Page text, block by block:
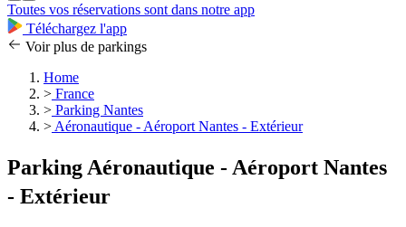
Toutes vos réservations sont dans notre app
Téléchargez l'app
Voir plus de parkings
Home
> France
> Parking Nantes
> Aéronautique - Aéroport Nantes - Extérieur
Parking Aéronautique - Aéroport Nantes
- Extérieur